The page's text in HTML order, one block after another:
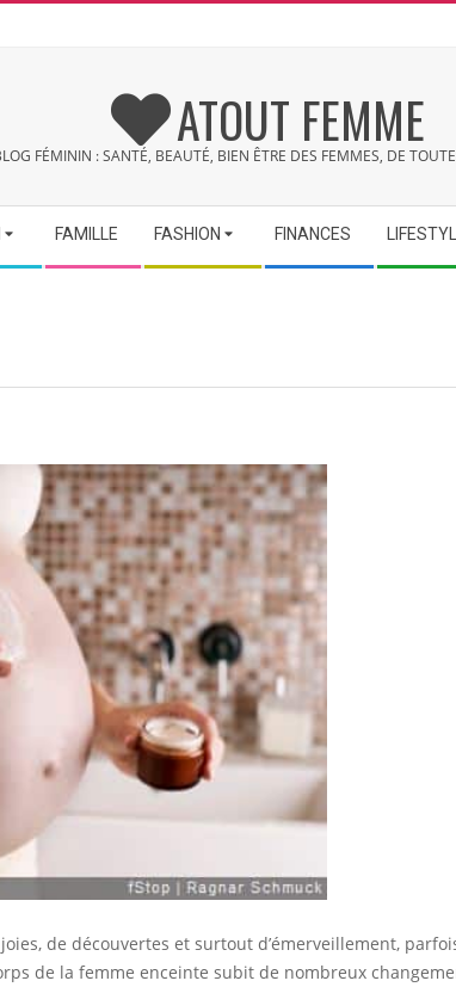
ATOUT FEMME
FÉMININ : SANTÉ, BEAUTÉ, BIEN ÊTRE DES FEMMES, DE
FAMILLE FASHION FINANCES
de découvertes et surtout d’émerveillement,
de la femme enceinte subit de nombreux